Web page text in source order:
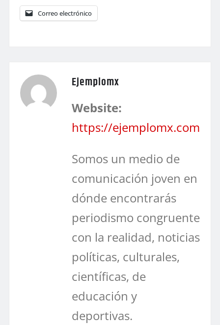
Correo electrónico
Ejemplomx
Website:
https://ejemplomx.com
Somos un medio de
comunicación joven en
dónde encontrarás
periodismo congruente
con la realidad, noticias
políticas, culturales,
científicas, de
educación y
deportivas.